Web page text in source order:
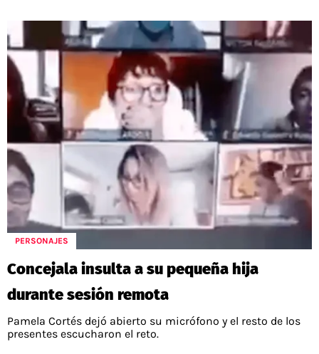
PERSONAJES
Concejala insulta a su pequeña hija
durante sesión remota
Pamela Cortés dejó abierto su micrófono y el resto de los
presentes escucharon el reto.